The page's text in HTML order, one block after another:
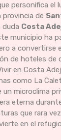
personifica el
de
duda Costa
municipio ha
a convertirse
de hoteles de
en Costa
como La
microclima
eterna
que rara
en el